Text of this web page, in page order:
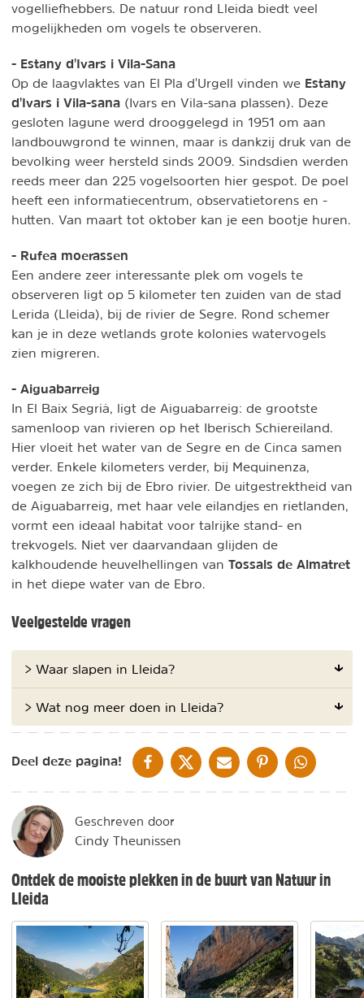
vogelliefhebbers. De natuur rond Lleida biedt veel
mogelijkheden om vogels te observeren.
- Estany d'Ivars i Vila-Sana
Op de laagvlaktes van El Pla d'Urgell vinden we Estany
d'Ivars i Vila-sana (Ivars en Vila-sana plassen). Deze
gesloten lagune werd drooggelegd in 1951 om aan
landbouwgrond te winnen, maar is dankzij druk van de
bevolking weer hersteld sinds 2009. Sindsdien werden
reeds meer dan 225 vogelsoorten hier gespot. De poel
heeft een informatiecentrum, observatietorens en -
hutten. Van maart tot oktober kan je een bootje huren.
- Rufea moerassen
Een andere zeer interessante plek om vogels te
observeren ligt op 5 kilometer ten zuiden van de stad
Lerida (Lleida), bij de rivier de Segre. Rond schemer
kan je in deze wetlands grote kolonies watervogels
zien migreren.
- Aiguabarreig
In El Baix Segrià, ligt de Aiguabarreig: de grootste
samenloop van rivieren op het Iberisch Schiereiland.
Hier vloeit het water van de Segre en de Cinca samen
verder. Enkele kilometers verder, bij Mequinenza,
voegen ze zich bij de Ebro rivier. De uitgestrektheid van
de Aiguabarreig, met haar vele eilandjes en rietlanden,
vormt een ideaal habitat voor talrijke stand- en
trekvogels. Niet ver daarvandaan glijden de
kalkhoudende heuvelhellingen van Tossals de Almatret
in het diepe water van de Ebro.
Veelgestelde vragen
> Waar slapen in Lleida?
> Wat nog meer doen in Lleida?
Deel deze pagina! DELEN OP FACEBOOK
DELEN OP XDELEN VIA DE MAIL
DELEN OP PINTEREST
DELEN OP
Geschreven door
Cindy Theunissen
Ontdek de mooiste plekken in de buurt van Natuur in
Lleida